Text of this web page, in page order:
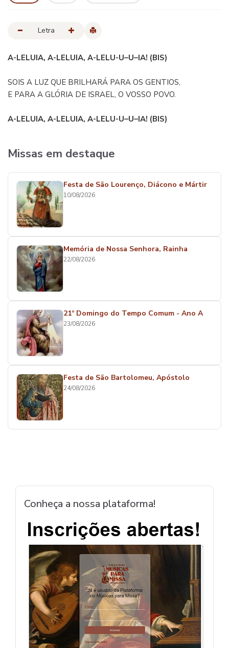
Letra
A-LELUIA, A-LELUIA, A-LELU-U–U–IA! (BIS)
SOIS A LUZ QUE BRILHARÁ PARA OS GENTIOS,
E PARA A GLÓRIA DE ISRAEL, O VOSSO POVO.
A-LELUIA, A-LELUIA, A-LELU-U–U–IA! (BIS)
Missas em destaque
Festa de São Lourenço, Diácono e Mártir
10/08/2026
Memória de Nossa Senhora, Rainha
22/08/2026
21º Domingo do Tempo Comum - Ano A
23/08/2026
Festa de São Bartolomeu, Apóstolo
24/08/2026
Conheça a nossa plataforma!